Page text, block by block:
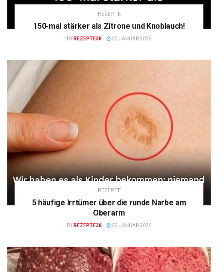
REZEPTE
150-mal stärker als Zitrone und Knoblauch!
BY REZEPTE38 22 JANUAR 2026
REZEPTE
5 häufige Irrtümer über die runde Narbe am
Oberarm
BY REZEPTE38 22 JANUAR 2026